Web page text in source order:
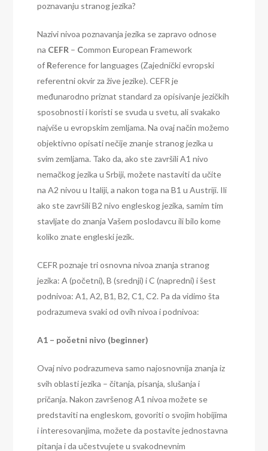
poznavanju stranog jezika?
Nazivi nivoa poznavanja jezika se zapravo odnose
na CEFR – Common European Framework
of Reference for languages (Zajednički evropski
referentni okvir za žive jezike). CEFR je
međunarodno priznat standard za opisivanje jezičkih
sposobnosti i koristi se svuda u svetu, ali svakako
najviše u evropskim zemljama. Na ovaj način možemo
objektivno opisati nečije znanje stranog jezika u
svim zemljama. Tako da, ako ste završili A1 nivo
nemačkog jezika u Srbiji, možete nastaviti da učite
na A2 nivou u Italiji, a nakon toga na B1 u Austriji. Ili
ako ste završili B2 nivo engleskog jezika, samim tim
stavljate do znanja Vašem poslodavcu ili bilo kome
koliko znate engleski jezik.
CEFR poznaje tri osnovna nivoa znanja stranog
jezika: A (početni), B (srednji) i C (napredni) i šest
podnivoa: A1, A2, B1, B2, C1, C2. Pa da vidimo šta
podrazumeva svaki od ovih nivoa i podnivoa:
A1 – početni nivo (beginner)
Ovaj nivo podrazumeva samo najosnovnija znanja iz
svih oblasti jezika – čitanja, pisanja, slušanja i
pričanja. Nakon završenog A1 nivoa možete se
predstaviti na engleskom, govoriti o svojim hobijima
i interesovanjima, možete da postavite jednostavna
pitanja i da učestvujete u svakodnevnim